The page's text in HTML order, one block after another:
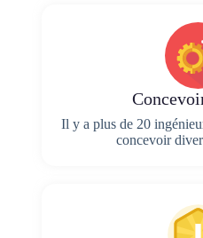
Il y a plus de 20
concevoir